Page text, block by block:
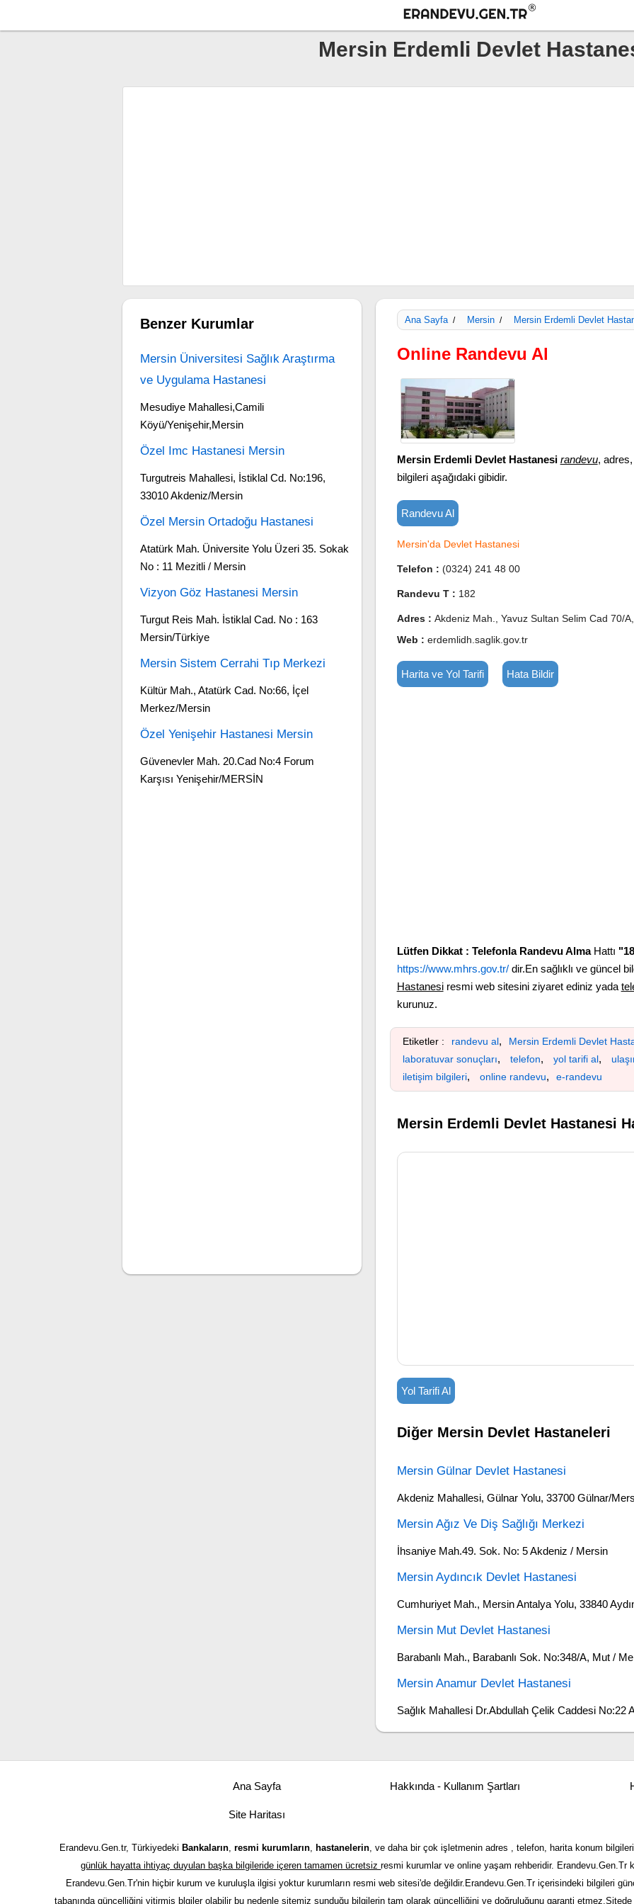
Mersin Erdemli Devlet
Ana Sayfa / Mersin / Mersin Erdemli Devlet
Online Randevu Al
Mersin Erdemli Devlet Hastanesi randevu,
bilgileri aşağıdaki gibidir.
Randevu Al
Mersin'da Devlet Hastanesi
Telefon : (0324) 241 48 00
Randevu T : 182
Adres : Akdeniz Mah., Yavuz Sultan Selim Cad 70/
Web : erdemlidh.saglik.gov.tr
Harita ve Yol Tarifi Hata Bildir
Lütfen Dikkat : Telefonla Randevu AlmaHattı
https://www.mhrs.gov.tr/dir.En sağlıklı ve güncel
Hastanesiresmi web sitesini ziyaret ediniz yada
kurunuz.
Etiketler : randevu al,
Mersin Erdemli Devlet
laboratuvar sonuçları, telefon, yol tarifi al,
iletişim bilgileri, online randevu, e-randevu
Mersin Erdemli Devlet Hastanesi
Yol Tarifi Al
Diğer Mersin Devlet Hastaneleri
Mersin Gülnar Devlet Hastanesi
Akdeniz Mahallesi, Gülnar Yolu, 33700 Gülnar/
Mersin Ağız Ve Diş Sağlığı Merkezi
İhsaniye Mah.49. Sok. No: 5 Akdeniz / Mersin
Mersin Aydıncık Devlet Hastanesi
Cumhuriyet Mah., Mersin Antalya Yolu, 33840
Mersin Mut Devlet Hastanesi
Barabanlı Mah., Barabanlı Sok. No:348/A, Mut /
Mersin Anamur Devlet Hastanesi
Sağlık Mahallesi Dr.Abdullah Çelik Caddesi No:22
Benzer Kurumlar
Mersin Üniversitesi Sağlık Araştırma
ve Uygulama Hastanesi
Mesudiye Mahallesi,Camili
Köyü/Yenişehir,Mersin
Özel Imc Hastanesi Mersin
Turgutreis Mahallesi, İstiklal Cd. No:196,
33010 Akdeniz/Mersin
Özel Mersin Ortadoğu Hastanesi
Atatürk Mah. Üniversite Yolu Üzeri 35. Sokak
No : 11 Mezitli / Mersin
Vizyon Göz Hastanesi Mersin
Turgut Reis Mah. İstiklal Cad. No : 163
Mersin/Türkiye
Mersin Sistem Cerrahi Tıp Merkezi
Kültür Mah., Atatürk Cad. No:66, İçel
Merkez/Mersin
Özel Yenişehir Hastanesi Mersin
Güvenevler Mah. 20.Cad No:4 Forum
Karşısı Yenişehir/MERSİN
Ana Sayfa Hakkında - Kullanım Şartları
Site Haritası
Erandevu.Gen.tr, Türkiyedeki Bankaların, resmi kurumların, hastanelerin, ve daha bir çok işletmenin adres , telefon, harita konum
günlük hayatta ihtiyaç duyulan başka bilgileride içeren tamamen ücretsizresmi kurumlar ve online yaşam rehberidir. Erandevu.Gen.Tr
Erandevu.Gen.Tr'nin hiçbir kurum ve kuruluşla ilgisi yoktur kurumların resmi web sitesi'de değildir.Erandevu.Gen.Tr içerisindeki bilgileri
tabanında güncelliğini yitirmiş blgiler olabilir bu nedenle sitemiz sunduğu bilgilerin tam olarak güncelliğini ve doğruluğunu garanti etmez.Sitede